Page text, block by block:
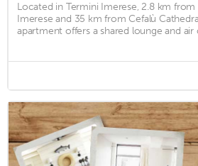
Located in Termini Imerese, 2.8 km from
Imerese and 35 km from Cefalù
apartment offers a shared lounge and air